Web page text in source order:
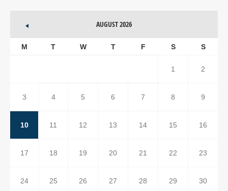
AUGUST 2026
M T W T F S S
1 2
3 4 5 6 7 8 9
10 11 12 13 14 15 16
17 18 19 20 21 22 23
24 25 26 27 28 29 30